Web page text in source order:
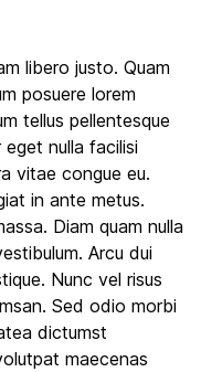
libero justo. Quam
posuere lorem
tellus pellentesque
nulla facilisi
vitae congue eu.
in ante metus.
Diam quam nulla
Arcu dui
Nunc vel risus
Sed odio morbi
dictumst
maecenas